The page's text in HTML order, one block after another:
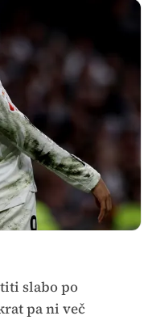
slabo po
pa ni več